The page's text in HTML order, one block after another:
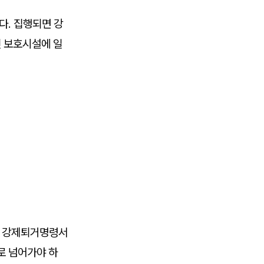
. 집행되면 강
호시설에 일
제퇴거명령서
넘어가야 하